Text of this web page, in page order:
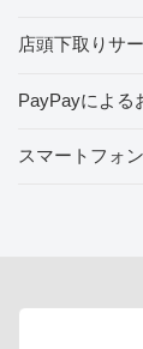
店頭下取りサ
PayPayによる
スマートフォ